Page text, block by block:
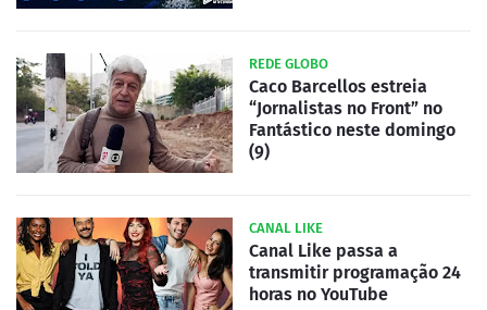
REDE GLOBO
Caco Barcellos estreia
“Jornalistas no Front” no
Fantástico neste domingo
(9)
CANAL LIKE
Canal Like passa a
transmitir programação 24
horas no YouTube